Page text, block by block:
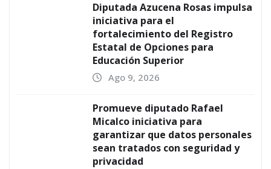
Diputada Azucena Rosas impulsa
iniciativa para el
fortalecimiento del Registro
Estatal de Opciones para
Educación Superior
Ago 9, 2026
Promueve diputado Rafael
Micalco iniciativa para
garantizar que datos personales
sean tratados con seguridad y
privacidad